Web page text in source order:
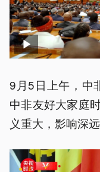
9月5日上午，中
中非友好大家庭
义重大，影响深远